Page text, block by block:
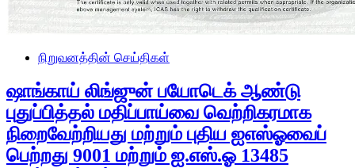
நிறுவனத்தின் செய்திகள்
ஷாங்காய் லிங்ஜுன் பயோடெக் ஆண்டு
புதுப்பித்தல் மதிப்பாய்வை வெற்றிகரமாக
நிறைவேற்றியது மற்றும் புதிய ஐஎஸ்ஓவைப்
பெற்றது 9001 மற்றும் ஐ.எஸ்.ஓ 13485